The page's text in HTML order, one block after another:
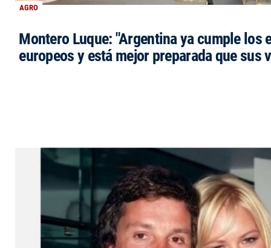
AGRO
Montero Luque: "Argentina ya cumple los
europeos y está mejor preparada que sus